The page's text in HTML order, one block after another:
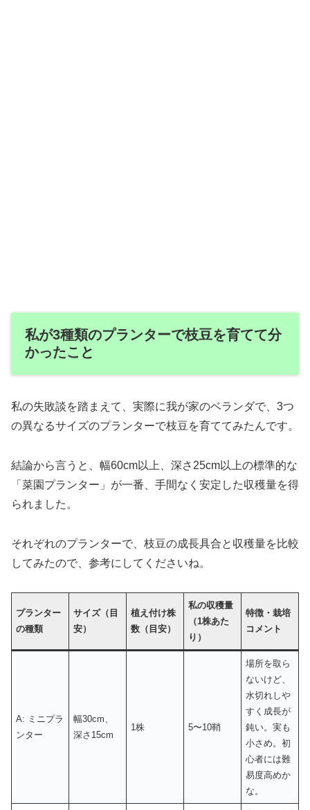
私が3種類のプランターで枝豆を育てて分
かったこと
私の失敗談を踏まえて、実際に我が家のベランダで、3つ
の異なるサイズのプランターで枝豆を育ててみたんです。
結論から言うと、幅60cm以上、深さ25cm以上の標準的な
「菜園プランター」が一番、手間なく安定した収穫量を得
られました。
それぞれのプランターで、枝豆の成長具合と収穫量を比較
してみたので、参考にしてくださいね。
プランター
の種類
サイズ（目
安）
植え付け株
数（目安）
私の収穫量
（1株あた
り）
特徴・栽培
コメント
A: ミニプラ
ンター
幅30cm、
深さ15cm
1株 5〜10鞘
場所を取ら
ないけど、
水切れしや
すく成長が
鈍い。実も
小さめ。初
心者には難
易度高めか
な。